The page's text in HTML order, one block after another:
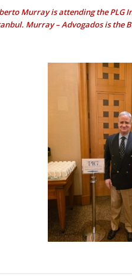
Murray is attending the PLG
Murray – Advogados is the